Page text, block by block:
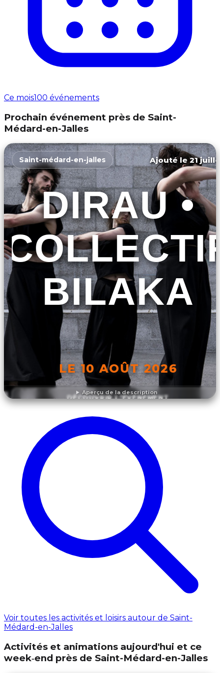
Ce mois100 événements
Prochain événement près de Saint-
Médard-en-Jalles
Aperçu de la description
Saint-médard-en-jalles Ajouté le 21
DIRAU •
BILAKA
LE 10 AOÛT 2026
DÉCOUVRIR L'ÉVÉNEMENT
Voir toutes les activités et loisirs autour de Saint-
Médard-en-Jalles
Activités et animations aujourd'hui et ce
week‑end près de Saint-Médard-en-Jalles